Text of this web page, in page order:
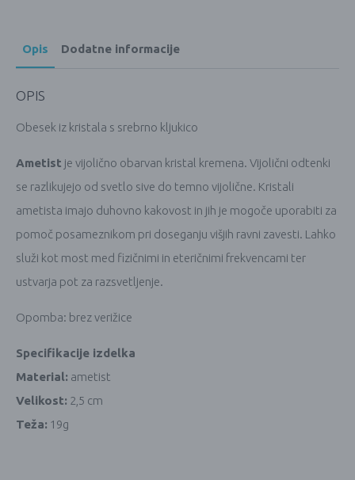
Opis Dodatne informacije
OPIS
Obesek iz kristala s srebrno kljukico
Ametist je vijolično obarvan kristal kremena. Vijolični odtenki
se razlikujejo od svetlo sive do temno vijolične. Kristali
ametista imajo duhovno kakovost in jih je mogoče uporabiti za
pomoč posameznikom pri doseganju višjih ravni zavesti. Lahko
služi kot most med fizičnimi in eteričnimi frekvencami ter
ustvarja pot za razsvetljenje.
Opomba: brez verižice
Specifikacije izdelka
Material: ametist
Velikost: 2,5 cm
Teža: 19g